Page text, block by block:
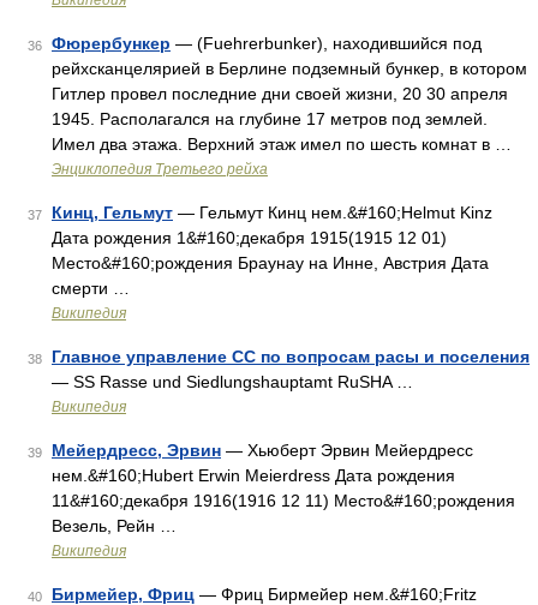
36 Фюрербункер — (Fuehrerbunker), находившийся под
рейхсканцелярией в Берлине подземный бункер, в котором
Гитлер провел последние дни своей жизни, 20 30 апреля
1945. Располагался на глубине 17 метров под землей.
Имел два этажа. Верхний этаж имел по шесть комнат в …
Энциклопедия Третьего рейха
37 Кинц, Гельмут — Гельмут Кинц нем.&#160;Helmut Kinz
Дата рождения 1&#160;декабря 1915(1915 12 01)
Место&#160;рождения Браунау на Инне, Австрия Дата
смерти …
Википедия
38
Главное управление СС по вопросам расы и поселения
— SS Rasse und Siedlungshauptamt RuSHA …
Википедия
39 Мейердресс, Эрвин — Хьюберт Эрвин Мейердресс
нем.&#160;Hubert Erwin Meierdress Дата рождения
11&#160;декабря 1916(1916 12 11) Место&#160;рождения
Везель, Рейн …
Википедия
40 Бирмейер, Фриц — Фриц Бирмейер нем.&#160;Fritz